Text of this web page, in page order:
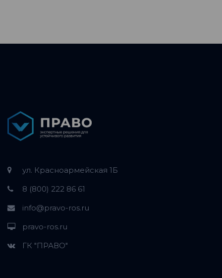
ул. Красноармейская 1Б
8 (800) 222 86 61
info@pravo-ros.ru
pravo-ros.ru
ГК "ПРАВО"